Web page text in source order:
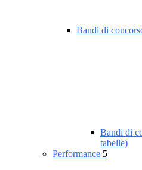
Bandi di
Bandi di
tabelle)
Performance 5